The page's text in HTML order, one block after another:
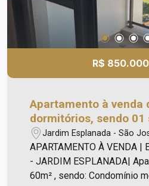
R$
Apartamento à venda
dormitórios, sendo 01
de garagem | Edifício
Jardim Esplanadal |
Campos |
Jardim Esplanada - São
APARTAMENTO À VENDA |
- JARDIM ESPLANADA| Apartamento à venda de
60m² , sendo: Condomínio